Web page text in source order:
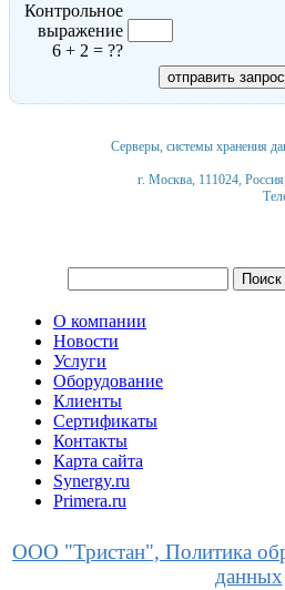
Контрольное
выражение
6 + 2 = ??
Серверы, системы хранения
г. Москва, 111024, Россия,
О компании
Новости
Услуги
Оборудование
Клиенты
Сертификаты
Контакты
Карта сайта
Synergy.ru
Primera.ru
ООО "Тристан", Политика
данных